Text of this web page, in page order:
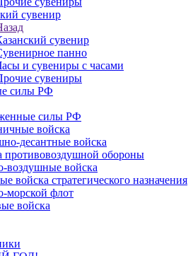
сувенир
сувенир
панно
и сувениры с часами
сувениры
силы РФ
силы РФ
войска
десантные войска
противовоздушной обороны
воздушные войска
войска стратегического назначения
морской флот
войска